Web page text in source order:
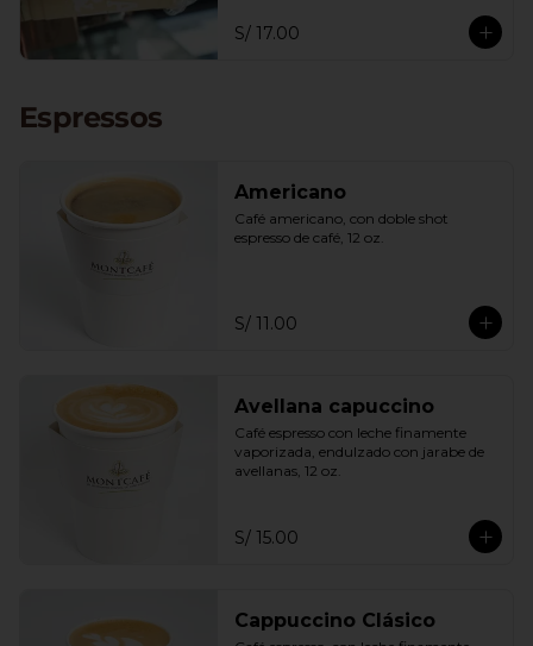
S/ 17.00
Espressos
Americano
Café americano, con doble shot
espresso de café, 12 oz.
S/ 11.00
Avellana capuccino
Café espresso con leche finamente
vaporizada, endulzado con jarabe de
avellanas, 12 oz.
S/ 15.00
Cappuccino Clásico